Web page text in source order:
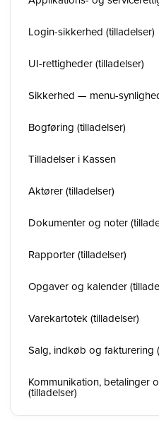
Login-sikkerhed (tilladelser)
UI-rettigheder (tilladelser)
Sikkerhed — menu-
Bogføring (tilladelser)
Tilladelser i Kassen
Aktører (tilladelser)
Dokumenter og noter
Rapporter (tilladelser)
Opgaver og kalender
Varekartotek (tilladelser)
Salg, indkøb og fakturering
Kommunikation, betalinger
(tilladelser)